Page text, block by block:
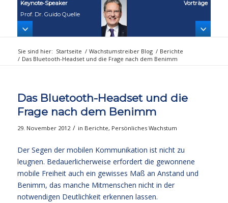
Keynote‑Speaker
Prof. Dr. Guido Quelle
Vorträge
Sie sind hier: Startseite / Wachstumstreiber Blog / Berichte
/ Das Bluetooth-Headset und die Frage nach dem Benimm
Das Bluetooth-Headset und die
Frage nach dem Benimm
29. November 2012 / in Berichte, Persönliches Wachstum
Der Segen der mobilen Kommunikation ist nicht zu
leugnen. Bedauerlicherweise erfordert die gewonnene
mobile Freiheit auch ein gewisses Maß an Anstand und
Benimm, das manche Mitmenschen nicht in der
notwendigen Deutlichkeit erkennen lassen.